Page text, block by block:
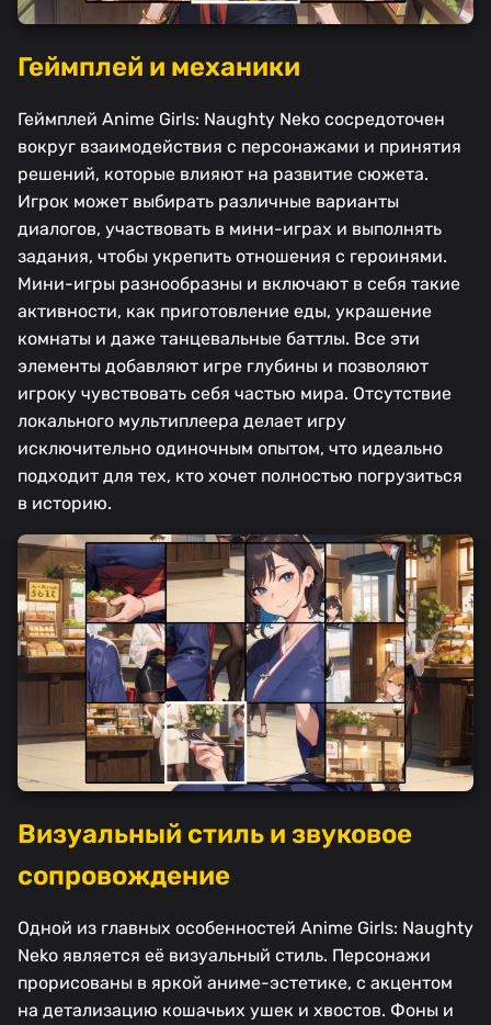
Геймплей и механики
Геймплей Anime Girls: Naughty Neko сосредоточен
вокруг взаимодействия с персонажами и принятия
решений, которые влияют на развитие сюжета.
Игрок может выбирать различные варианты
диалогов, участвовать в мини-играх и выполнять
задания, чтобы укрепить отношения с героинями.
Мини-игры разнообразны и включают в себя такие
активности, как приготовление еды, украшение
комнаты и даже танцевальные баттлы. Все эти
элементы добавляют игре глубины и позволяют
игроку чувствовать себя частью мира. Отсутствие
локального мультиплеера делает игру
исключительно одиночным опытом, что идеально
подходит для тех, кто хочет полностью погрузиться
в историю.
Визуальный стиль и звуковое
сопровождение
Одной из главных особенностей Anime Girls: Naughty
Neko является её визуальный стиль. Персонажи
прорисованы в яркой аниме-эстетике, с акцентом
на детализацию кошачьих ушек и хвостов. Фоны и